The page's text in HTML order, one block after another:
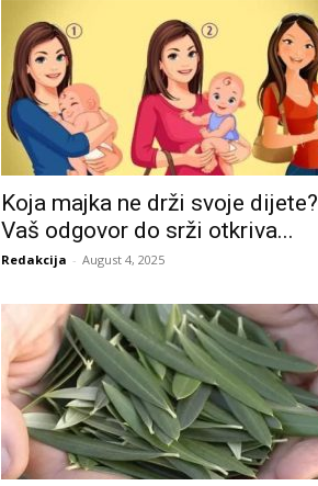
Koja majka ne drži svoje dijete?
Vaš odgovor do srži otkriva...
Redakcija - August 4, 2025